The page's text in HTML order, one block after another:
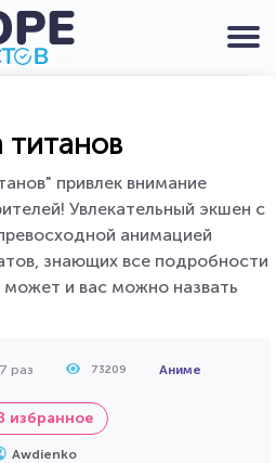
титанов
привлек внимание
Увлекательный экшен с
анимацией
знающих все подробности
и вас можно назвать
раз 73209 Аниме
избранное
Awdienko